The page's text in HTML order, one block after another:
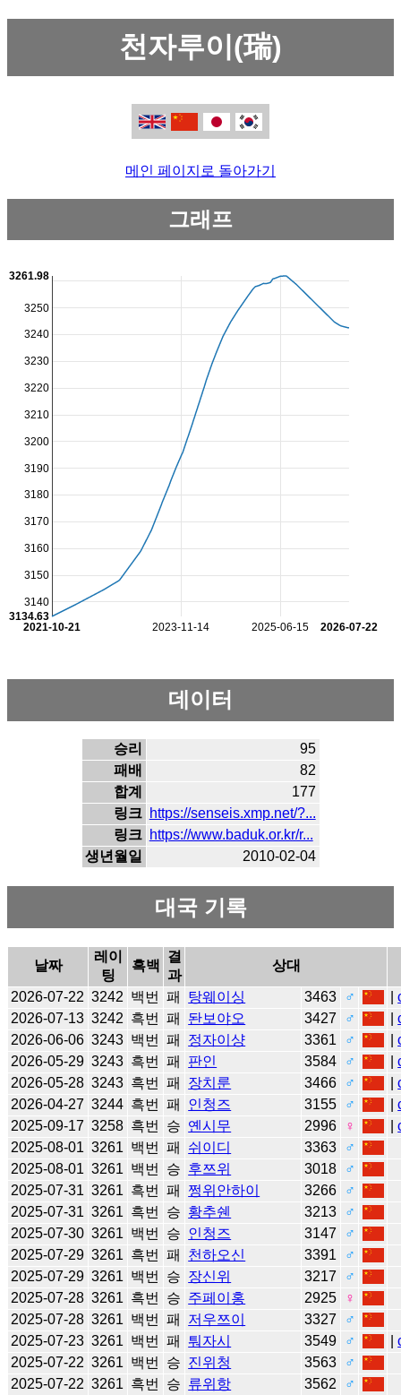
천자루이(瑞)
메인 페이지로 돌아가기
그래프
2023-11-14 2025-06-15
2021-10-21 2026-07-22
3140
3150
3160
3170
3180
3190
3200
3210
3220
3230
3240
3250
3134.63
3261.98
데이터
승리
95
패배
82
합계
177
링크 https://senseis.xmp.net/?...
링크 https://www.baduk.or.kr/r...
생년월일
2010-02-04
대국 기록
날짜
레이
팅
흑백
결
과
상대
2026-07-22 3242 백번 패 탕웨이싱 3463 ♂ |
2026-07-13 3242 흑번 패 돤보야오 3427 ♂ |
2026-06-06 3243 백번 패 정자이샹 3361 ♂ |
2026-05-29 3243 흑번 패 판인 3584 ♂ |
2026-05-28 3243 흑번 패 장치룬 3466 ♂ |
2026-04-27 3244 흑번 패 인청즈 3155 ♂ |
2025-09-17 3258 흑번 승 옌시무 2996 ♀ |
2025-08-01 3261 백번 패 쉬이디 3363
♂
2025-08-01 3261 백번 승 후쯔위 3018
♂
2025-07-31 3261 흑번 패 쩡위안하이 3266
♂
2025-07-31 3261 흑번 승 황추쉔 3213
♂
2025-07-30 3261 백번 승 인청즈 3147
♂
2025-07-29 3261 흑번 패 천하오신 3391
♂
2025-07-29 3261 백번 승 장신위 3217
♂
2025-07-28 3261 흑번 승 주페이홍 2925
♀
2025-07-28 3261 백번 패 저우쯔이 3327
♂
2025-07-23 3261 백번 패 퉈자시 3549 ♂ |
2025-07-22 3261 백번 승 진위청 3563
♂
2025-07-22 3261 흑번 승 류위항 3562
♂